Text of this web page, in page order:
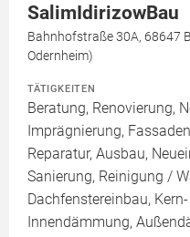
SalimIdirizowBau
Bahnhofstraße 30A, 68647
Odernheim)
TÄTIGKEITEN
Beratung, Renovierung,
Imprägnierung,
Reparatur, Ausbau,
Sanierung, Reinigung /
Dachfenstereinbau,
Innendämmung,